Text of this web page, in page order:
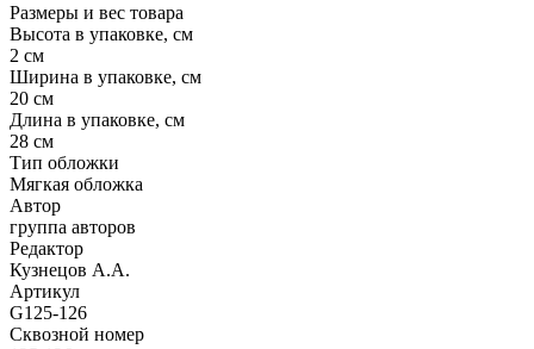
Размеры и вес товара
Высота в упаковке, см
2 см
Ширина в упаковке, см
20 см
Длина в упаковке, см
28 см
Тип обложки
Мягкая обложка
Автор
группа авторов
Редактор
Кузнецов А.А.
Артикул
G125-126
Сквозной номер